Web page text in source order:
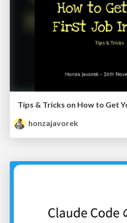
Tips & Tricks on How to Get
honzajavorek